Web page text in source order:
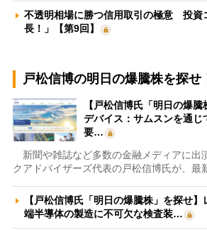
不透明相場に勝つ信用取引の極意 投資
長！」【第9回】
戸松信博の明日の爆騰株を探せ
【戸松信博氏「明日の爆
デバイス：サムスンを通じ
要…
新聞や雑誌など多数の金融メディアに出
クアドバイザーズ代表の戸松信博氏が、最
【戸松信博氏「明日の爆騰株」を探せ
端半導体の製造に不可欠な検査装…